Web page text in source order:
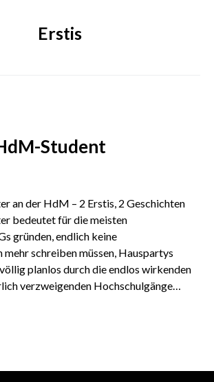
Erstis
Student
an der HdM – 2 Erstis, 2 Geschichten
bedeutet für die meisten
gründen, endlich keine
mehr schreiben müssen, Hauspartys
planlos durch die endlos wirkenden
verzweigenden Hochschulgänge…